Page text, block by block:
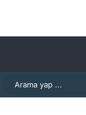
Makale
Kenar Bölmesi